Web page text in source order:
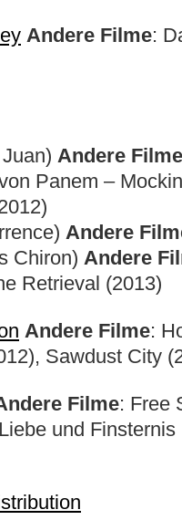
Andere Filme:
Andere Filme
Panem –
Andere
Chiron) Andere
Retrieval (2013)
Andere Filme:
Sawdust City
Filme: Free
und